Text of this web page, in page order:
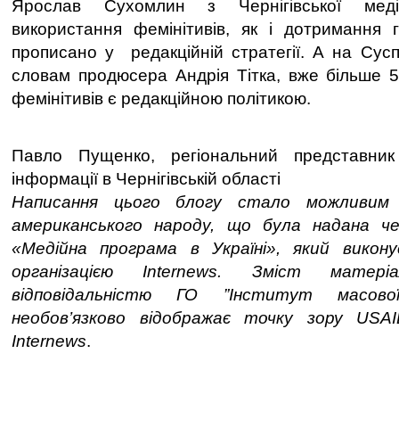
Ярослав Сухомлин з Чернігівської
використання фемінітивів, як і дотримання
прописано у редакційній стратегії. А на
словам продюсера Андрія Тітка, вже більше 5
фемінітивів є редакційною політикою.
Павло Пущенко, регіональний представник
інформації в Чернігівській області
Написання цього блогу стало можливим
американського народу, що була надана
«Медійна програма в Україні», який
організацією Internews. Зміст
відповідальністю ГО ”Інститут
необов’язково відображає точку зору
Internews.